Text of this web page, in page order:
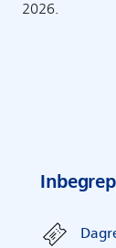
2026.